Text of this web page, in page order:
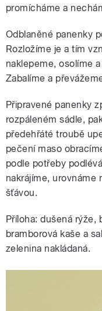
promícháme a
Odblaněné panenky
Rozložíme je a tím
naklepeme, osolíme
Zabalíme a
Připravené panenky
rozpáleném sádle,
předehřáté troubě
pečení maso
podle potřeby
nakrájíme, urovnáme
šťávou.
Příloha: dušená rýže,
bramborová kaše a
zelenina nakládaná.